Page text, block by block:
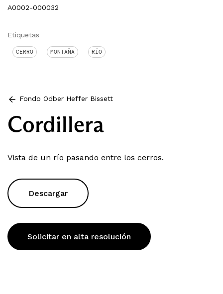
A0002-000032
Etiquetas
CERRO MONTAÑA RÍO
Fondo Odber Heffer Bissett
Cordillera
Vista de un río pasando entre los cerros.
Descargar
Solicitar en alta resolución